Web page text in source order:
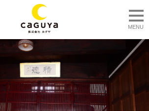
MENU